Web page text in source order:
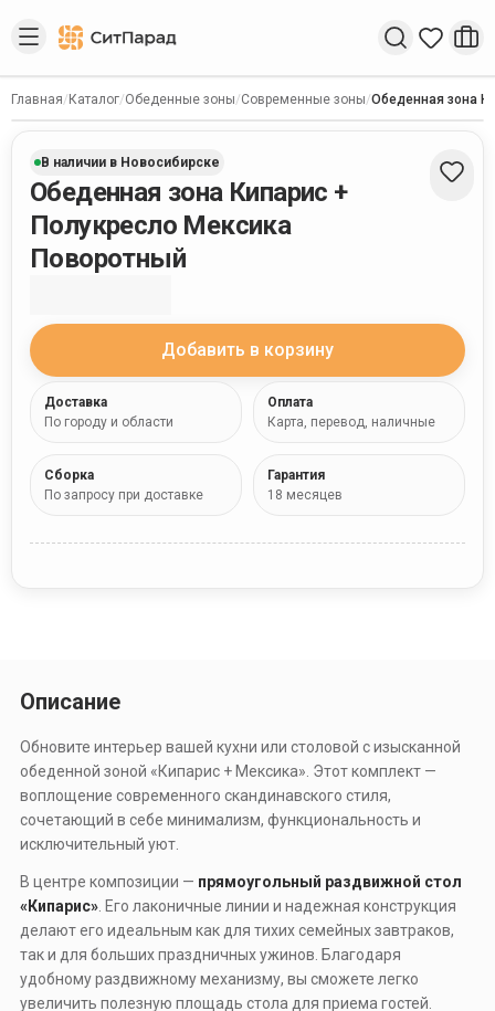
Введите запрос
Главная/ Каталог/Обеденные зоны/Современные зоны/Обеденная зона
В наличии в Новосибирске
Обеденная зона Кипарис +
Полукресло Мексика
Поворотный
Добавить в корзину
Доставка
По городу и области
Оплата
Карта, перевод, наличные
Сборка
По запросу при доставке
Гарантия
18 месяцев
Описание
Обновите интерьер вашей кухни или столовой с изысканной
обеденной зоной «Кипарис + Мексика». Этот комплект —
воплощение современного скандинавского стиля,
сочетающий в себе минимализм, функциональность и
исключительный уют.
В центре композиции — прямоугольный раздвижной стол
«Кипарис» . Его лаконичные линии и надежная конструкция
делают его идеальным как для тихих семейных завтраков,
так и для больших праздничных ужинов. Благодаря
удобному раздвижному механизму, вы сможете легко
увеличить полезную площадь стола для приема гостей.